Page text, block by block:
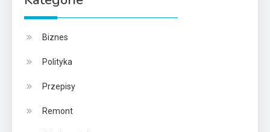
Biznes
Polityka
Przepisy
Remont